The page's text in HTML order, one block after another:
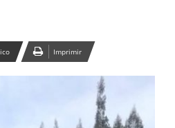
Imprimir